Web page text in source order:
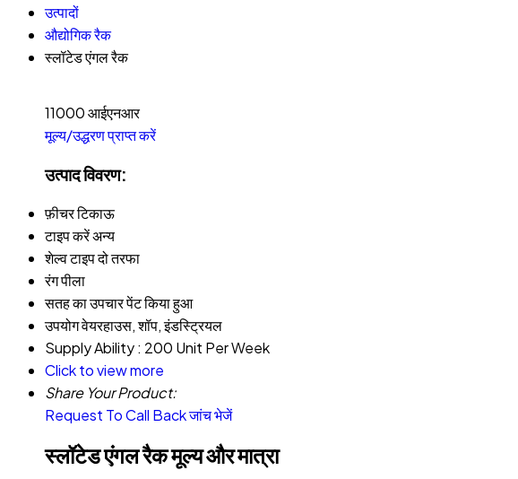
उत्पादों
औद्योगिक रैक
स्लॉटेड एंगल रैक
11000 आईएनआर
मूल्य/उद्धरण प्राप्त करें
उत्पाद विवरण:
फ़ीचरटिकाऊ
टाइप करेंअन्य
शेल्व टाइपदो तरफा
रंगपीला
सतह का उपचारपेंट किया हुआ
उपयोगवेयरहाउस, शॉप, इंडस्ट्रियल
Supply Ability : 200 Unit Per Week
Click to view more
Share Your Product:
Request To Call Backजांच भेजें
स्लॉटेड एंगल रैक मूल्य और मात्रा